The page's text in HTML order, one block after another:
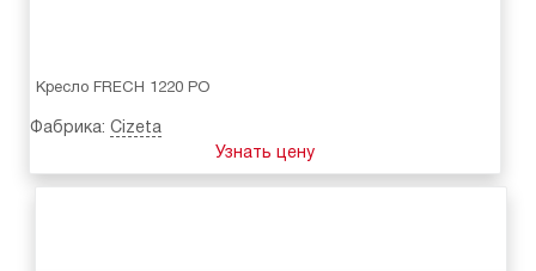
Кресло FRECH 1220 PO
Фабрика: Cizeta
Узнать цену